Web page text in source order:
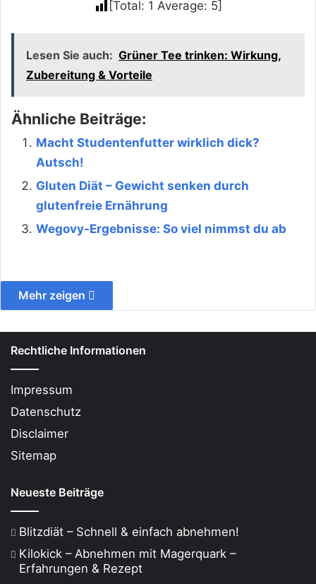
[Total: 1 Average: 5]
Lesen Sie auch: Grüner Tee trinken: Wirkung,
Zubereitung & Vorteile
Ähnliche Beiträge:
Macht Studentenfutter wirklich dick?
Autsch!
Gluten Diät – Gewicht senken durch
glutenfreie Ernährung
Wegovy-Ergebnisse: So viel nimmst du ab
Mehr zeigen
Rechtliche Informationen
Impressum
Datenschutz
Disclaimer
Sitemap
Neueste Beiträge
Blitzdiät – Schnell & einfach abnehmen!
Kilokick – Abnehmen mit Magerquark –
Erfahrungen & Rezept